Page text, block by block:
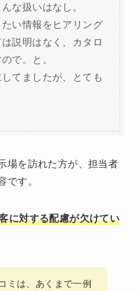
な扱いはなし。
い情報をヒアリング
説明はなく、カタロ
で。と。
てましたが、とても
場を訪れた方が、担当者
です。
に対する配慮が欠けてい
ミは、あくまで一例